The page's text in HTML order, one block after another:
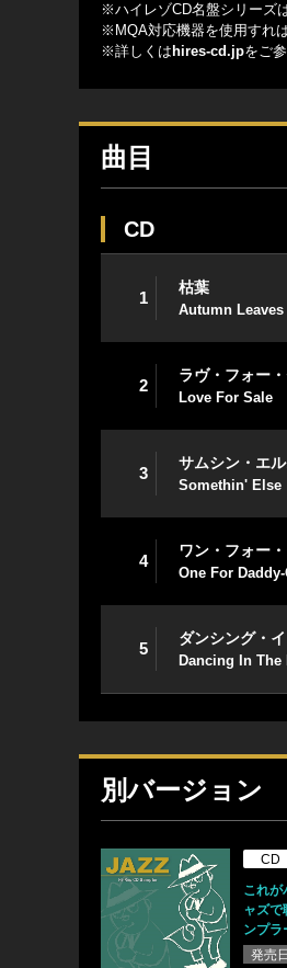
※ハイレゾCD名盤シリーズ
※MQA対応機器を使用すれ
※詳しくは hires-cd.jpをご
曲目
CD
1
枯葉
Autumn Leaves
2
ラヴ・フォー
Love For Sale
3
サムシン・エ
Somethin' Else
4
ワン・フォー
One For Daddy-
5
ダンシング・
Dancing In The
別バージョン
CD
これが
ャズ
ンプラ
発売日